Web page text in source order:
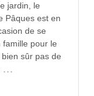
jardin, le
Pâques est en
de se
famille pour le
sûr pas de
…